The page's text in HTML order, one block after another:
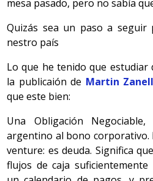
mesa pasado, pero no sabía
Quizás sea un paso a
nestro país
Lo que he tenido que estudiar
la publicaión de Martin
que este bien:
Una Obligación
argentino al bono corporativo.
venture: es deuda. Significa
flujos de caja